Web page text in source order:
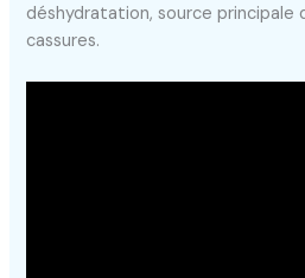
déshydratation, source principale
cassures.